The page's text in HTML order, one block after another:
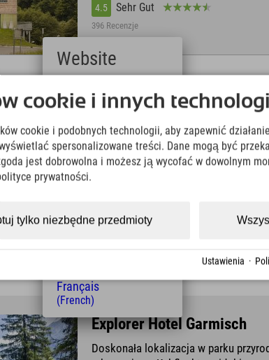
4.5 Sehr Gut
396 Recenzje
Explorer Hotel Hinterstoder
Idealna lokalizacja przy dolnej stacji
linowej Hinterstoder • Zaledwie kilka
centrum miejscowości • Karta Active:
4.5 Sehr Gut
Explorer Hotel Garmisch
Doskonała lokalizacja w parku
cookie i innych
cookie i podobnych technologii, aby zapewnić
spersonalizowane treści. Dane mogą być
jest dobrowolna i możesz ją wycofać w dowolnym
prywatności.
tylko niezbędne przedmioty
Ustawienia ·
Website
Deutsch
(German)
(English)
Italiano
(Italian)
Čeština
(Polish)
Magyar
Français
(French)